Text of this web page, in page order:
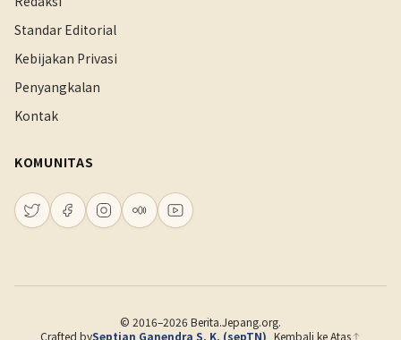
Standar Editorial
Kebijakan Privasi
Penyangkalan
Kontak
KOMUNITAS
© 2016–2026 Berita.Jepang.org.
Crafted bySeptian Ganendra S. K. (sepTN) Kembali ke Atas